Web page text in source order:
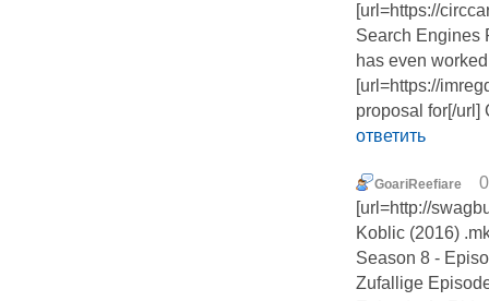
[url=https://
Search Engines
has even
[url=https://
proposal for[/url]
ответить
GoariReefiare
[url=http://
Koblic (2016)
Season 8 -
Zufallige